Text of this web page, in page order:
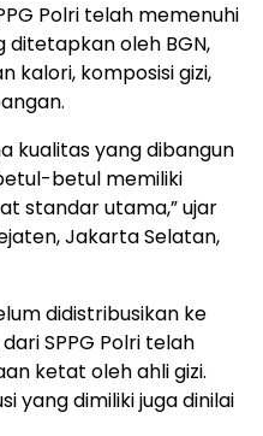
Polri telah memenuhi
oleh BGN,
kalori, komposisi gizi,
kualitas yang dibangun
betul memiliki
standar utama,” ujar
Jakarta Selatan,
didistribusikan ke
SPPG Polri telah
ketat oleh ahli gizi.
yang dimiliki juga dinilai